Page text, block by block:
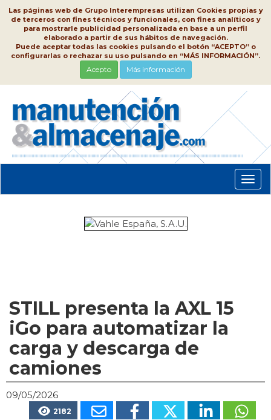
Las páginas web de Grupo Interempresas utilizan Cookies propias y
de terceros con fines técnicos y funcionales, con fines analíticos y
para mostrarle publicidad personalizada en base a un perfil
elaborado a partir de sus hábitos de navegación.
Puede aceptar todas las cookies pulsando el botón “ACEPTO” o
configurarlas o rechazar su uso pulsando en “MÁS INFORMACIÓN”.
Acepto Más información
STILL presenta la AXL 15
iGo para automatizar la
carga y descarga de
camiones
09/05/2026
2182